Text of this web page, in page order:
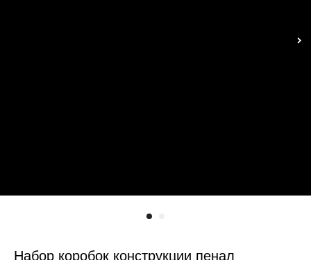
Набор коробок конструкции пенал